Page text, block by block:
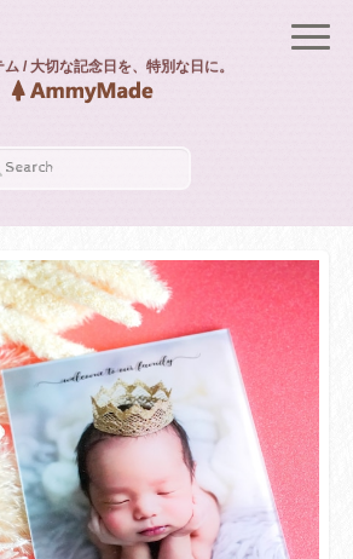
/ 大切な記念日を、特別な日に。